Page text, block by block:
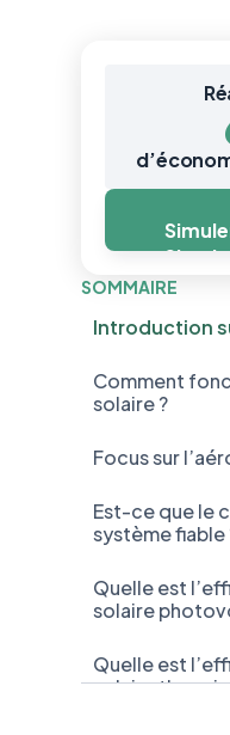
SOMMAIRE
Introduction
Comment
solaire ?
Focus sur
Est-ce que le
système fiable
Quelle est
solaire
Quelle est
solaire